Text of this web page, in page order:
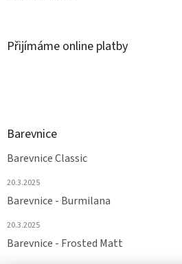
Přijímáme online platby
Barevnice
Barevnice Classic
20.3.2025
Barevnice - Burmilana
20.3.2025
Barevnice - Frosted Matt